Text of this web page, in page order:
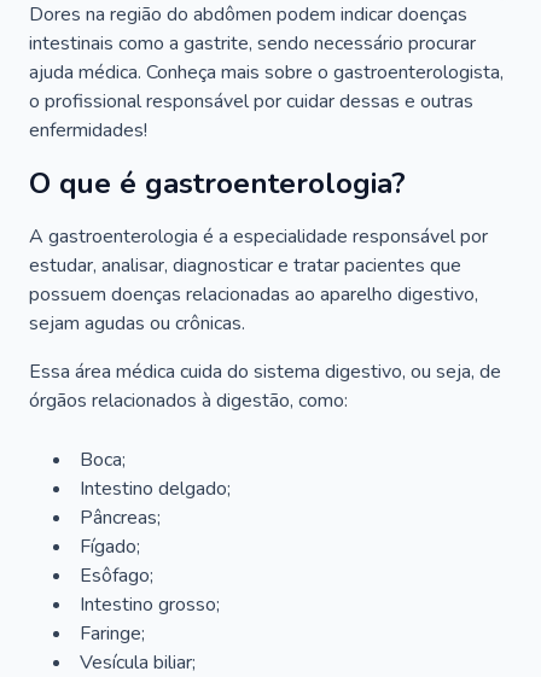
Dores na região do abdômen podem indicar doenças
intestinais como a gastrite, sendo necessário procurar
ajuda médica. Conheça mais sobre o gastroenterologista,
o profissional responsável por cuidar dessas e outras
enfermidades!
O que é gastroenterologia?
A gastroenterologia é a especialidade responsável por
estudar, analisar, diagnosticar e tratar pacientes que
possuem doenças relacionadas ao aparelho digestivo,
sejam agudas ou crônicas.
Essa área médica cuida do sistema digestivo, ou seja, de
órgãos relacionados à digestão, como:
Boca;
Intestino delgado;
Pâncreas;
Fígado;
Esôfago;
Intestino grosso;
Faringe;
Vesícula biliar;